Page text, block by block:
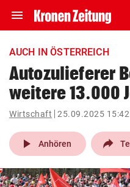
menu Navigation
ein-/ausklappen
account_circle Anmelden
pin_drop
Wien
bookmark
AUCH IN ÖSTERREICH
Autozulieferer
weitere 13.000
Wirtschaft 25.09.2025 15:42
play_arrow Anhören